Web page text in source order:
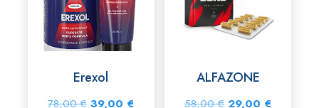
Erexol
78,00€ Original
39,00 €
ALFAZONE
58,00€ Original
29,00 €